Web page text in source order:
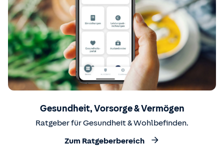
Gesundheit, Vorsorge & Vermögen
Ratgeber für Gesundheit & Wohlbefinden.
Zum Ratgeberbereich